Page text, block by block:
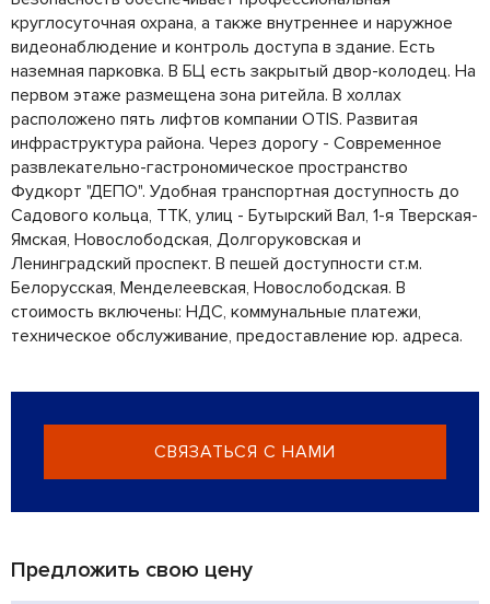
круглосуточная охрана, а также внутреннее и наружное
видеонаблюдение и контроль доступа в здание. Есть
наземная парковка. В БЦ есть закрытый двор-колодец. На
первом этаже размещена зона ритейла. В холлах
расположено пять лифтов компании OTIS. Развитая
инфраструктура района. Через дорогу - Современное
развлекательно-гастрономическое пространство
Фудкорт "ДЕПО". Удобная транспортная доступность до
Садового кольца, ТТК, улиц - Бутырский Вал, 1-я Тверская-
Ямская, Новослободская, Долгоруковская и
Ленинградский проспект. В пешей доступности ст.м.
Белорусская, Менделеевская, Новослободская. В
стоимость включены: НДС, коммунальные платежи,
техническое обслуживание, предоставление юр. адреса.
СВЯЗАТЬСЯ С НАМИ
Предложить свою цену